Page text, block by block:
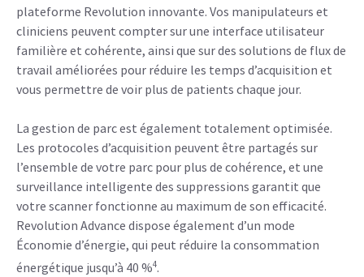
plateforme Revolution innovante. Vos manipulateurs et
cliniciens peuvent compter sur une interface utilisateur
familière et cohérente, ainsi que sur des solutions de flux de
travail améliorées pour réduire les temps d’acquisition et
vous permettre de voir plus de patients chaque jour.
La gestion de parc est également totalement optimisée.
Les protocoles d’acquisition peuvent être partagés sur
l’ensemble de votre parc pour plus de cohérence, et une
surveillance intelligente des suppressions garantit que
votre scanner fonctionne au maximum de son efficacité.
Revolution Advance dispose également d’un mode
Économie d’énergie, qui peut réduire la consommation
énergétique jusqu’à 40 %4.